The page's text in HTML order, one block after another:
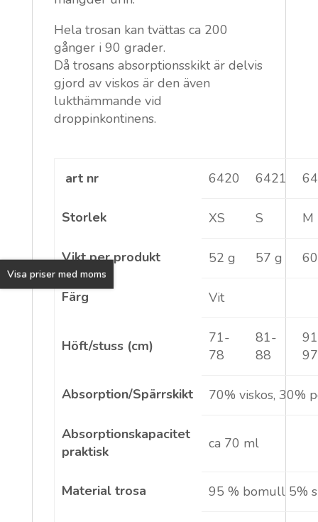
Hela trosan kan tvättas ca 200
gånger i 90 grader.
Då trosans absorptionsskikt är delvis
gjord av viskos är den även
lukthämmande vid
droppinkontinens.
art nr 6420 6421
Storlek XS S M
Vikt per produkt 52 g 57 g
Färg Vit
Höft/stuss (cm)
71-
78
81-
88
97
Absorption/Spärrskikt 70% viskos, 30%
Absorptionskapacitet
praktisk
ca 70 ml
Material trosa 95 % bomull 5%
Visa priser med moms